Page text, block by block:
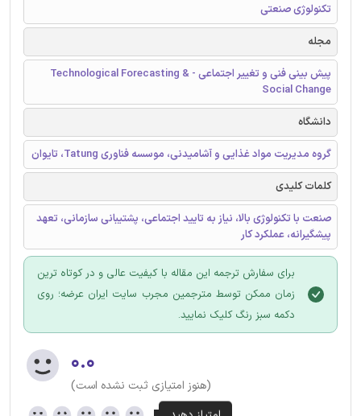
تکنولوژی صنعتی
مجله
پیش بینی فنی و تغییر اجتماعی - Technological Forecasting &
Social Change
دانشگاه
گروه مدیریت مواد غذایی و آشامیدنی، موسسه فناوری Tatung، تایوان
کلمات کلیدی
صنعت با تکنولوژی بالا، نیاز به تایید اجتماعی، پشتیبانی سازمانی، تعهد
پیشگیرانه، عملکرد کار
برای سفارش ترجمه این مقاله با کیفیت عالی و در کوتاه ترین
زمان ممکن توسط مترجمین مجرب سایت ایران عرضه؛ روی
دکمه سبز رنگ کلیک نمایید.
۰.۰
(هنوز امتیازی ثبت نشده است)